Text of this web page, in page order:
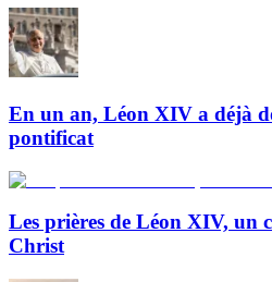
En un an, Léon XIV a déjà
pontificat
Les prières de Léon XIV, un
Christ